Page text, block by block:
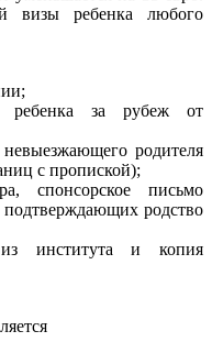
визы ребенка любого
ребенка за рубеж от
родителя
с пропиской);
спонсорское письмо
родство
института и копия